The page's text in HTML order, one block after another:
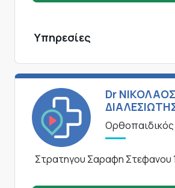
Υπηρεσίες
Dr
Ορθοπαιδικός
Στρατηγου Σαραφη Στεφανου